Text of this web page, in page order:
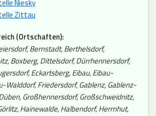
Niesky
Zittau
(Ortschaften):
Bernstadt, Berthelsdorf,
Boxberg, Dittelsdorf, Dürrhennersdorf,
Eckartsberg, Eibau, Eibau-
Walddorf, Friedersdorf, Gablenz, Gablenz-
Großhennersdorf, Großschweidnitz,
Hainewalde, Halbendorf, Herrnhut,